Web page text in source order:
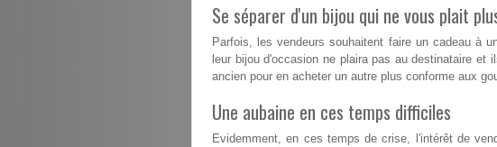
Se séparer d'un bijou qui ne vous plait
Parfois, les vendeurs souhaitent faire un cadeau à
leur bijou d'occasion ne plaira pas au destinataire et
ancien pour en acheter un autre plus conforme aux
Une aubaine en ces temps difficiles
Evidemment, en ces temps de crise, l'intérêt de